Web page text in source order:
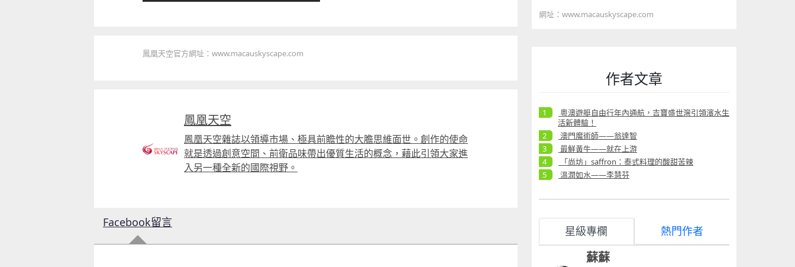
鳳凰天空官方網址：www.macauskyscape.com
鳳凰天空
鳳凰天空雜誌以領導市場、極具前瞻性的大膽思維面世。創作的使命
就是透過創意空間、前衛品味帶出優質生活的概念，藉此引領大家進
入另一種全新的國際視野。
Facebook留言
網址：www.macauskyscape.com
作者文章
粵澳遊艇自由行年內通航，吉寶盛世灣引領濱水生
活新體驗！
澳門魔術師——翁達智
最鮮黃牛——就在上游
「尚坊」saffron：泰式料理的酸甜苦辣
溫潤如水——李慧芬
星級專欄 熱門作者
蘇蘇